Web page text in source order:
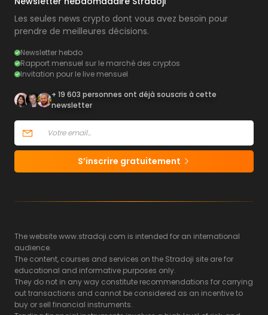
Les seules news crypto dont vous avez besoin pour
prendre de meilleures décisions.
Newsletter hebdo
Rapport mensuel sur le marché des cryptos
Invitation pour le live mensuel
+ 19 603 personnes ont déjà souscris à cette
newsletter
S’inscrire gratuitement
The website www.stradoji.com is intended for an international
audience.
The content, courses and services on the Stradoji site are for
educational and informative purposes only.
They do not in any way constitute recommendations for carrying
out transactions and cannot be considered as an incentive to
buy or sell financial instruments.